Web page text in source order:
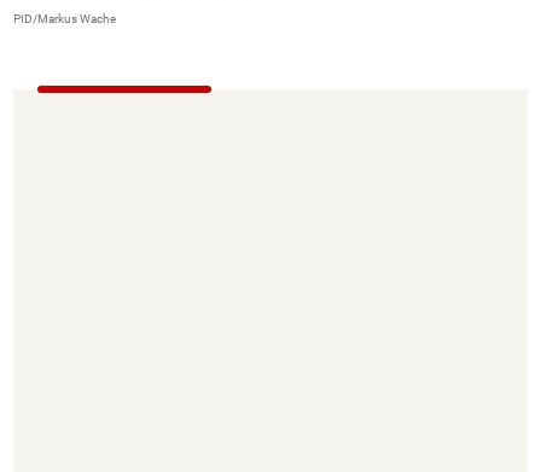
PID/Markus Wache